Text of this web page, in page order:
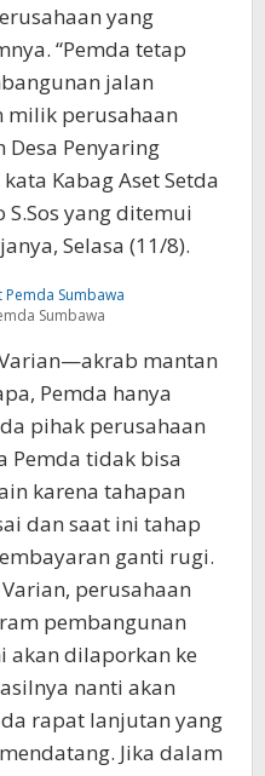
yang
“Pemda tetap
jalan
milik perusahaan
Penyaring
Kabag Aset Setda
yang ditemui
Selasa (11/8).
Sumbawa
mantan
Pemda hanya
pihak perusahaan
Pemda tidak bisa
karena tahapan
dan saat ini tahap
ganti rugi.
perusahaan
pembangunan
akan dilaporkan ke
nanti akan
rapat lanjutan yang
Jika dalam